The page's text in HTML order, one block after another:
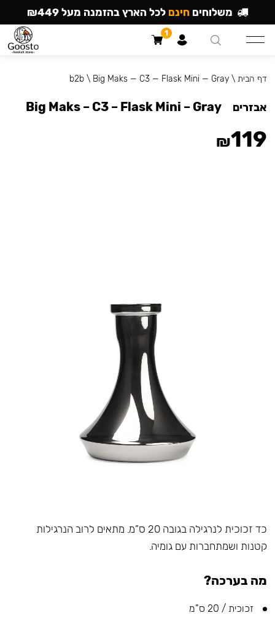
כד זכוכית לנרגילה בגובה 20 ס”מ. מתאים לרוב הנרגילות
קטנות ושמתחברות עם גומיה.
מה בערכה?
זכוכית / 20 ס”מ
דף הבית \
b2b\ Big Maks — C3 — Flask Mini — Gray
אבזרים Big Maks – C3 – Flask Mini – Gray
₪119
משלוחים חינם לכל הארץ בהזמנה מעל ₪449
1